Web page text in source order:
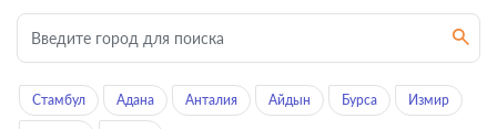
Стамбул Адана Анталия Айдын Бурса Измир